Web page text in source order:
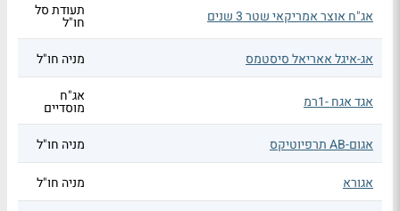
אג"ח אוצר אמריקאי שטר 3 שנים תעודת סל
חו"ל
אג-איגל אאריאל סיסטמס
מניה חו"ל
אגד אגח -1רמ אג"ח
מוסדיים
אגום-AB תרפיוטיקס
מניה חו"ל
אגורא מניה חו"ל